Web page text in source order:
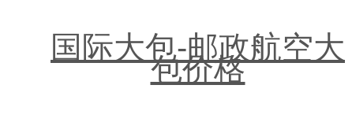
国际大包-邮政航空大
包价格